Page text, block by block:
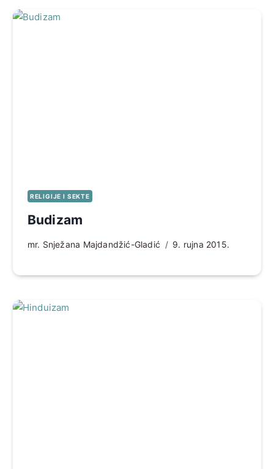
RELIGIJE I SEKTE
Budizam
mr. Snježana Majdandžić-Gladić 9. rujna 2015.